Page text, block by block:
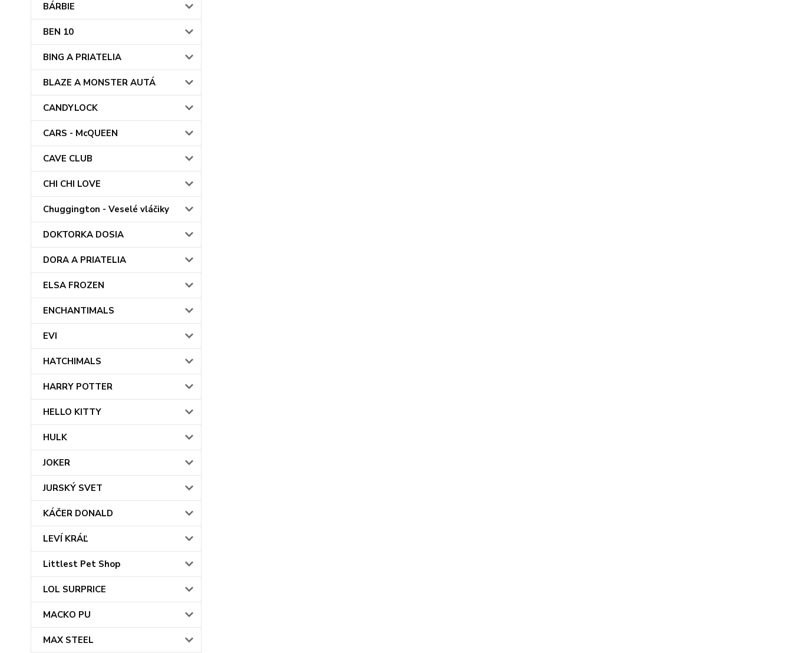
BÁRBIE
BEN 10
BING A PRIATELIA
BLAZE A MONSTER AUTÁ
CANDYLOCK
CARS - McQUEEN
CAVE CLUB
CHI CHI LOVE
Chuggington - Veselé vláčiky
DOKTORKA DOSIA
DORA A PRIATELIA
ELSA FROZEN
ENCHANTIMALS
EVI
HATCHIMALS
HARRY POTTER
HELLO KITTY
HULK
JOKER
JURSKÝ SVET
KÁČER DONALD
LEVÍ KRÁĽ
Littlest Pet Shop
LOL SURPRICE
MACKO PU
MAX STEEL